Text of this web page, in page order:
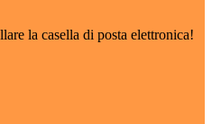
la casella di posta elettronica!